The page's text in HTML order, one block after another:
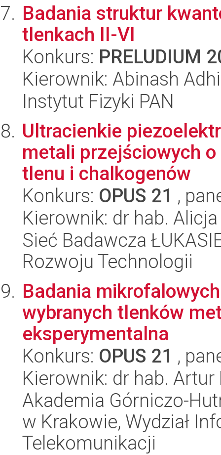
Badania struktur
tlenkach II-VI
Konkurs: PRELUDIUM
Kierownik: Abinash
Instytut Fizyki PAN
Ultracienkie
metali przejściowych
tlenu i chalkogenów
Konkurs: OPUS 21 ,
Kierownik: dr hab.
Sieć Badawcza
Rozwoju Technologii
Badania
wybranych tlenków
eksperymentalna
Konkurs: OPUS 21 ,
Kierownik: dr hab.
Akademia Górniczo-
w Krakowie, Wydział
Telekomunikacji